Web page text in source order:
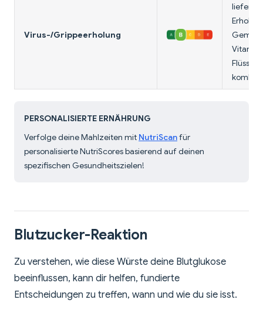
Virus-/Grippeerholung
liefert
PERSONALISIERTE ERNÄHRUNG
Verfolge deine Mahlzeiten mit NutriScanfür
personalisierte NutriScores basierend auf deinen
spezifischen Gesundheitszielen!
Blutzucker-Reaktion
Zu verstehen, wie diese Würste deine Blutglukose
beeinflussen, kann dir helfen, fundierte
Entscheidungen zu treffen, wann und wie du sie isst.